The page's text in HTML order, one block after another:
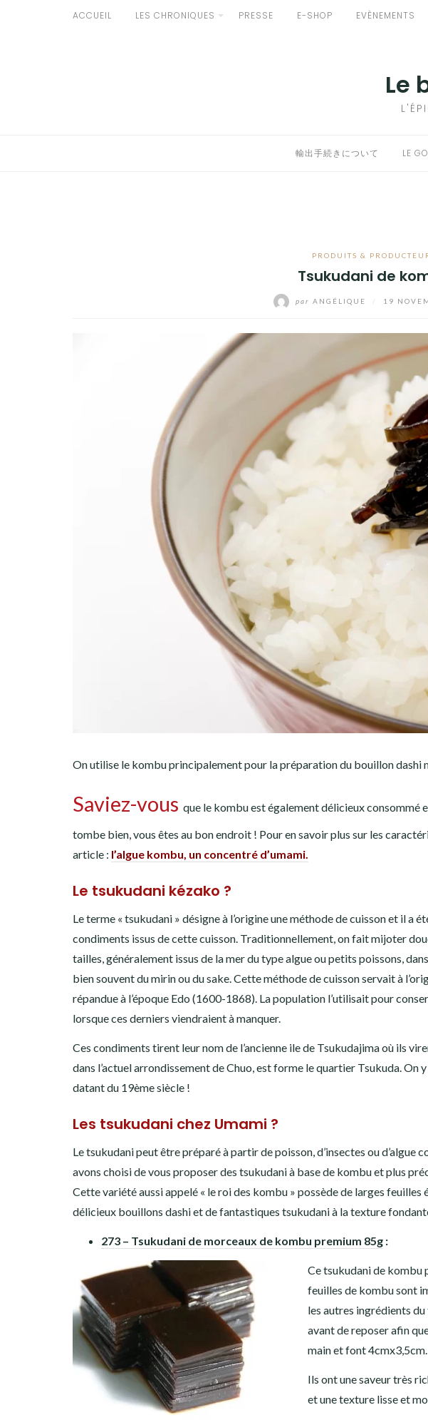
ACCUEIL LES CHRONIQUES PRESSE E-SHOP EVÈNEMENTS
Le
輸出手続きについて LE
PRODUITS &
Tsukudani de
par ANGÉLIQUE 19
On utilise le kombu principalement pour la préparation du bouillon dashi
Saviez-vous que le kombu est également délicieux consommé
tombe bien, vous êtes au bon endroit ! Pour en savoir plus sur les
article : l’algue kombu, un concentré d’umami.
Le tsukudani kézako ?
Le terme « tsukudani » désigne à l’origine une méthode de cuisson et il a
condiments issus de cette cuisson. Traditionnellement, on fait mijoter
tailles, généralement issus de la mer du type algue ou petits poissons,
bien souvent du mirin ou du sake. Cette méthode de cuisson servait à
répandue à l’époque Edo (1600-1868). La population l’utilisait pour
lorsque ces derniers viendraient à manquer.
Ces condiments tirent leur nom de l’ancienne ile de Tsukudajima où ils
dans l’actuel arrondissement de Chuo, est forme le quartier Tsukuda.
datant du 19ème siècle !
Les tsukudani chez Umami ?
Le tsukudani peut être préparé à partir de poisson, d’insectes ou d’algue
avons choisi de vous proposer des tsukudani à base de kombu et plus
Cette variété aussi appelé « le roi des kombu » possède de larges feuilles
délicieux bouillons dashi et de fantastiques tsukudani à la texture
273 – Tsukudani de morceaux de kombu premium 85g :
Ce tsukudani de kombu
feuilles de kombu sont
les autres ingrédients
avant de reposer afin
main et font 4cmx3,5cm.
Ils ont une saveur très
et une texture lisse et